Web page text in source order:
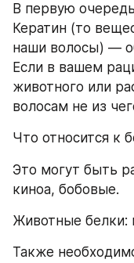
В первую
Кератин (то
наши волосы) —
Если в вашем
животного или
волосам не из
Что относится к
Это могут быть
киноа, бобовые.
Животные белки:
Также